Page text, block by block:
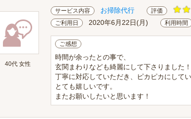
40代 女性
サービス内容 お掃除代行 評価
ご利用日 2020年6月22日(月) 利用時間
ご感想
時間が余ったとの事で、
玄関まわりなども綺麗にして下さりました！
丁寧に対応していただき、ピカピカにしてい
とても嬉しいです。
またお願いしたいと思います！